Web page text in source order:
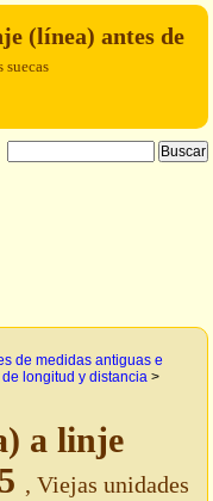
(línea) antes de
suecas
de medidas antiguas e
longitud y distancia >
a linje
, Viejas unidades